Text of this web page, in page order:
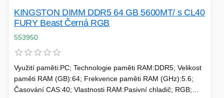
HERNÍ KLÁVESNICE
PAMĚTI RAM
FOTO A VIDEO
DEKORACE
KINGSTON DIMM DDR5 64 GB 5600MT/ s CL40
FURY Beast Černá RGB
553950
Využití paměti:PC; Technologie paměti RAM:DDR5; Velikost
paměti RAM (GB):64; Frekvence paměti RAM (GHz):5.6;
Časování CAS:40; Vlastnosti RAM:Pasivní chladič; RGB;